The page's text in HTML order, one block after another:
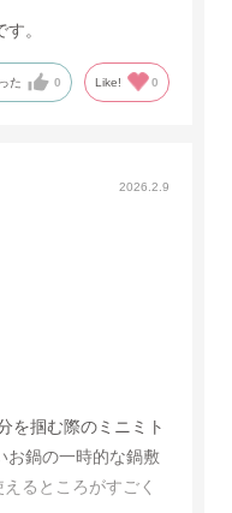
。
た 0 Like! 0
2026.2.9
を掴む際のミニミト
お鍋の一時的な鍋敷
るところがすごく